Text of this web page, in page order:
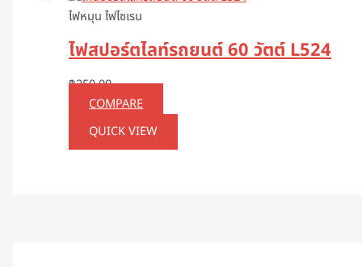
ไฟหมุน ไฟไซเรน
ไฟสปอร์ตไลท์รถยนต์ 60 วัตต์ L524
฿250.00
COMPARE
QUICK VIEW